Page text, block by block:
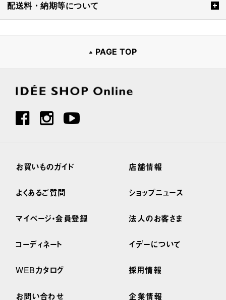
配送料・納期等について
PAGE TOP
お買いものガイド
よくあるご質問
マイページ・会員登録
コーディネート
WEBカタログ
お問い合わせ
店舗情報
ショップニュース
法人のお客さま
イデーについて
採用情報
企業情報